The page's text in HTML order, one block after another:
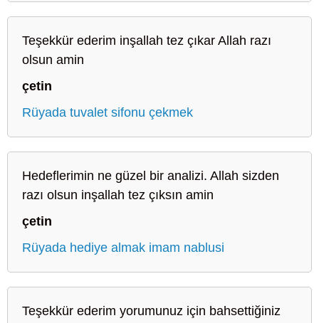
Teşekkür ederim inşallah tez çıkar Allah razı
olsun amin
çetin
Rüyada tuvalet sifonu çekmek
Hedeflerimin ne güzel bir analizi. Allah sizden
razı olsun inşallah tez çıksın amin
çetin
Rüyada hediye almak imam nablusi
Teşekkür ederim yorumunuz için bahsettiğiniz